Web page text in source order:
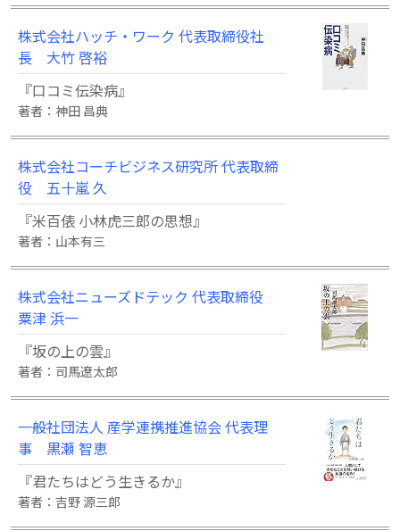
株式会社ハッチ・ワーク 代表取締役社
長 大竹 啓裕
『口コミ伝染病』
著者：神田 昌典
株式会社コーチビジネス研究所 代表取締
役 五十嵐 久
『米百俵 小林虎三郎の思想』
著者：山本有三
株式会社ニューズドテック 代表取締役
粟津 浜一
『坂の上の雲』
著者：司馬遼太郎
一般社団法人 産学連携推進協会 代表理
事 黒瀬 智恵
『君たちはどう生きるか』
著者：吉野 源三郎